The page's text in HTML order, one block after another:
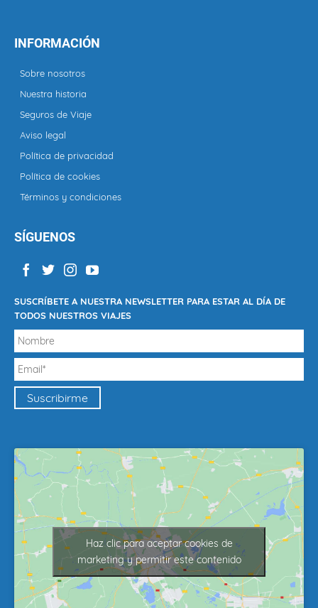
INFORMACIÓN
Sobre nosotros
Nuestra historia
Seguros de Viaje
Aviso legal
Política de privacidad
Política de cookies
Términos y condiciones
SÍGUENOS
SUSCRÍBETE A NUESTRA NEWSLETTER PARA ESTAR AL DÍA DE
TODOS NUESTROS VIAJES
Haz clic para aceptar cookies de
marketing y permitir este contenido